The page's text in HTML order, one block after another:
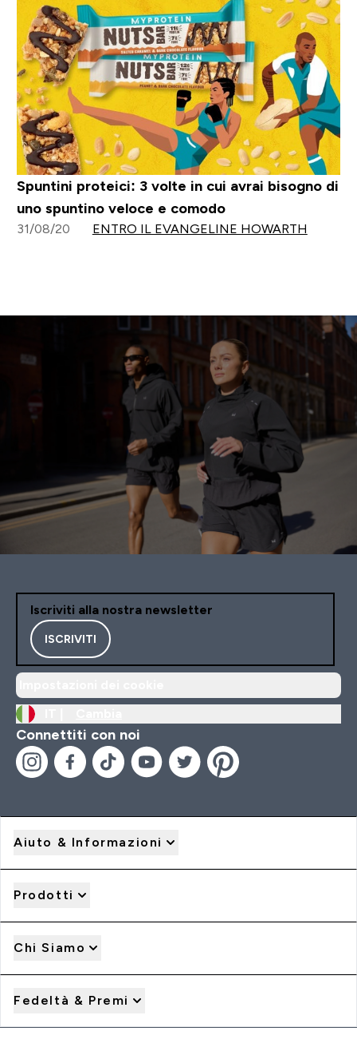
Spuntini proteici: 3 volte in cui avrai bisogno di
uno spuntino veloce e comodo
31/08/20 ENTRO IL EVANGELINE HOWARTH
Iscriviti alla nostra newsletter
ISCRIVITI
Connettiti con noi
Aiuto & Informazioni
Prodotti
Chi Siamo
Fedeltà & Premi